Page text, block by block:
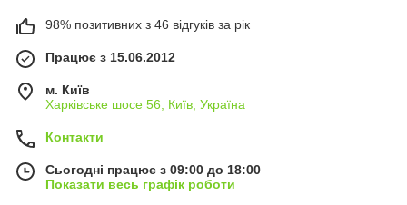
98% позитивних з 46 відгуків за рік
Працює з 15.06.2012
м. Київ
Харківське шосе 56, Київ, Україна
Контакти
Сьогодні працює з 09:00 до 18:00
Показати весь графік роботи